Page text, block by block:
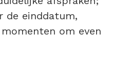
de einddatum,
om even